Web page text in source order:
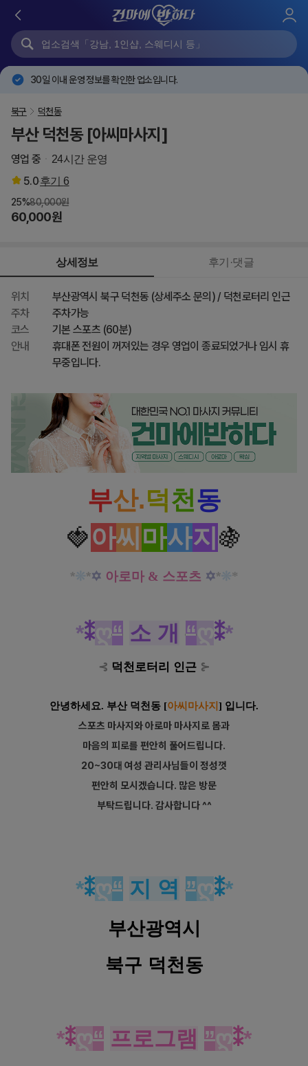
로
30일 이내 운영 정보를 확인한 업소입니다.
북구 덕천동
부산 덕천동 [아씨마사지]
영업 중 24시간 운영
5.0후기 6
25%80,000원
60,000원
상세정보 후기·댓글
위치
부산광역시 북구 덕천동 (상세주소 문의) / 덕천로터리 인근
주차
주차가능
코스
기본 스포츠 (60분)
안내
휴대폰 전원이 꺼져있는 경우 영업이 종료되었거나 임시 휴
무중입니다.
부산.덕천동
🍓아씨 마사지 🍇
*❊ *✡ 아로마 & 스포츠 ✡*❊ *
*⁑ღ“ 소 개 “ღ ⁑*
⊰ 덕천로터리 인근 ⊱
안녕하세요. 부산 덕천동 [아씨마사지 ] 입니다.
스포츠 마사지와 아로마 마사지로 몸과
마음의 피로를 편안히 풀어드립니다.
20~30대 여성 관리사님들이 정성껏
편안히 모시겠습니다. 많은 방문
부탁드립니다. 감사합니다 ^^
*⁑ღ“ 지 역 ”ღ⁑*
부산광역시
북구 덕천동
*⁑ღ“ 프로그램 ”ღ⁑*